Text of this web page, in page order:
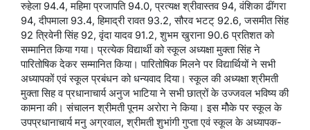
रुहेला 94.4, महिमा प्रजापति 94.0, प्रत्यक्ष श्रीवास्तव 94, वंशिका ढींगरा
94, दीपमाला 93.4, हिमाद्री रावत 93.2, सौरव भटट् 92.6, जसमीत सिंह
92 त्रिवेनी सिंह 92, वृंदा यादव 91.2, शुभम खुराना 90.6 प्रतिशत को
सम्मानित किया गया। प्रत्येक विद्यार्थी को स्कूल अध्यक्षा मुक्ता सिंह ने
पारितोषिक देकर सम्मानित किया। पारितोषिक मिलने पर विद्यार्थियों ने सभी
अध्यापकों एवं स्कूल प्रबंधन को धन्यवाद दिया। स्कूल की अध्यक्षा श्रीमती
मुक्ता सिह व प्रधानाचार्य अनुज भाटिया ने सभी छात्रों के उज्जवल भविष्य की
कामना की। संचालन श्रीमती पूनम अरोरा ने किया। इस मोैके पर स्कूल के
उपप्रधानाचार्य मनु अग्रवाल, श्रीमती शुभांगी गुप्ता एवं स्कूल के अध्यापक-